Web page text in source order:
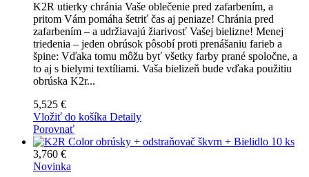
K2R utierky chránia Vaše oblečenie pred zafarbením, a
pritom Vám pomáha šetriť čas aj peniaze! Chránia pred
zafarbením – a udržiavajú žiarivosť Vašej bielizne! Menej
triedenia – jeden obrúsok pôsobí proti prenášaniu farieb a
špine: Vďaka tomu môžu byť všetky farby prané spoločne, a
to aj s bielymi textíliami. Vaša bielizeň bude vďaka použitiu
obrúska K2r...
5,525 €
Vložiť do košíka Detaily
Porovnať
3,760 €
Novinka